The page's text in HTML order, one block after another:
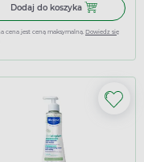
ABCDerm Peri-oral, krem
Dodaj do koszyka Dodaj do
cena jest ceną maksymalną. Dowiedz się